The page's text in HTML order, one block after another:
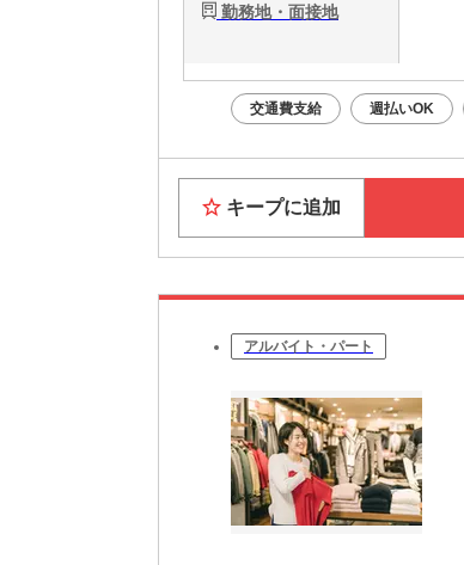
勤務地・面接地
交通費支給 週払いOK
キープに追加
アルバイト・パート